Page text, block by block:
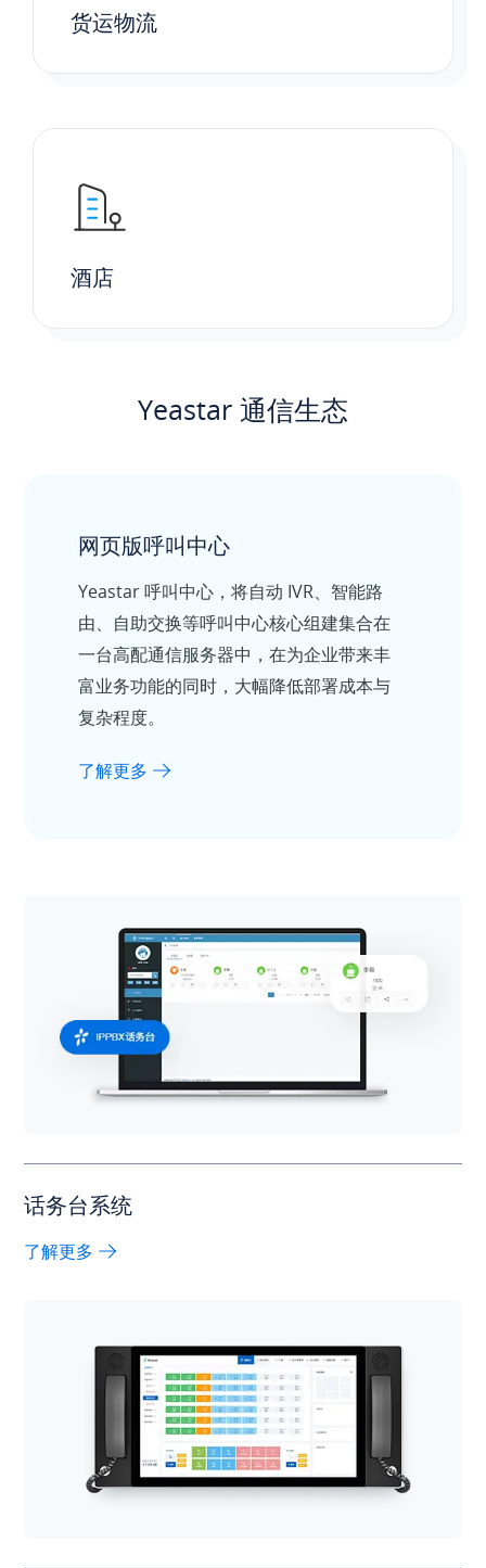
货运物流
酒店
Yeastar 通信生态
网页版呼叫中心
Yeastar 呼叫中心，将自动 IVR、智能路
由、自助交换等呼叫中心核心组建集合在
一台高配通信服务器中，在为企业带来丰
富业务功能的同时，大幅降低部署成本与
复杂程度。
了解更多
话务台系统
了解更多